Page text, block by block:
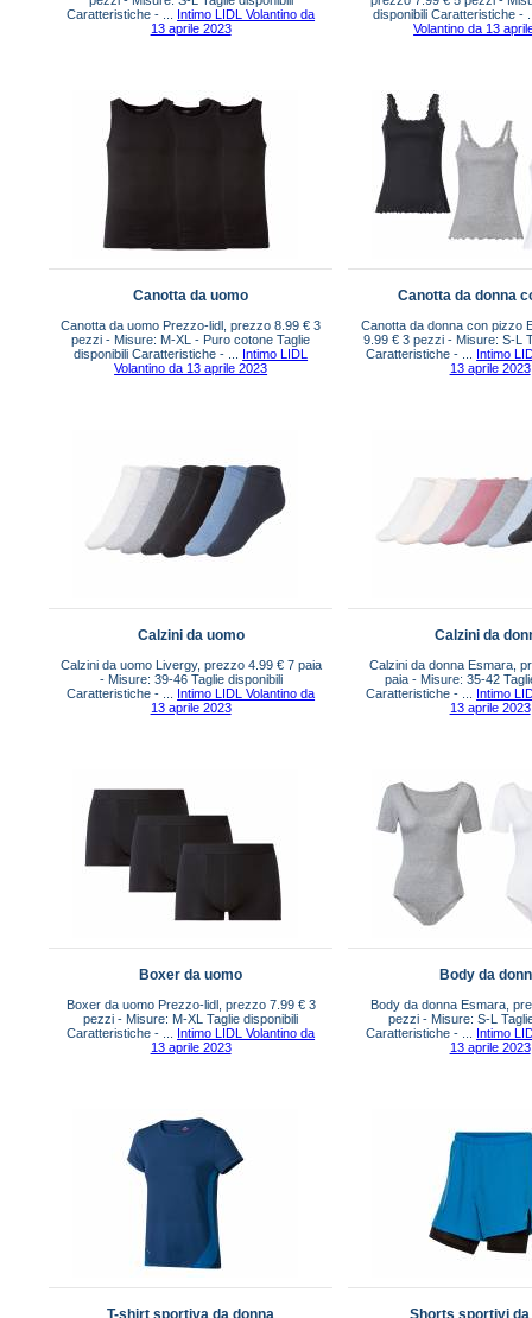
Caratteristiche - ... Intimo LIDL Volantino da
13 aprile 2023
disponibili Caratteristiche -
Volantino da 13
Canotta da uomo
Canotta da uomo Prezzo-lidl, prezzo 8.99 € 3
pezzi - Misure: M-XL - Puro cotone Taglie
disponibili Caratteristiche - ... Intimo LIDL
Volantino da 13 aprile 2023
Canotta da donna
Canotta da donna con pizzo
9.99 € 3 pezzi - Misure: S-L
Caratteristiche - ... Intimo
13 aprile 2023
Calzini da uomo
Calzini da uomo Livergy, prezzo 4.99 € 7 paia
- Misure: 39-46 Taglie disponibili
Caratteristiche - ... Intimo LIDL Volantino da
13 aprile 2023
Calzini da
Calzini da donna Esmara,
paia - Misure: 35-42
Caratteristiche - ... Intimo
13 aprile 2023
Boxer da uomo
Boxer da uomo Prezzo-lidl, prezzo 7.99 € 3
pezzi - Misure: M-XL Taglie disponibili
Caratteristiche - ... Intimo LIDL Volantino da
13 aprile 2023
Body da
Body da donna Esmara,
pezzi - Misure: S-L
Caratteristiche - ... Intimo
13 aprile 2023
T-shirt sportiva da donna Shorts sportivi da